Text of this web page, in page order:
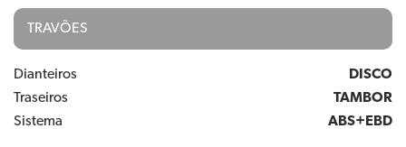
TRAVÕES
Dianteiros
DISCO
Traseiros
TAMBOR
Sistema
ABS+EBD